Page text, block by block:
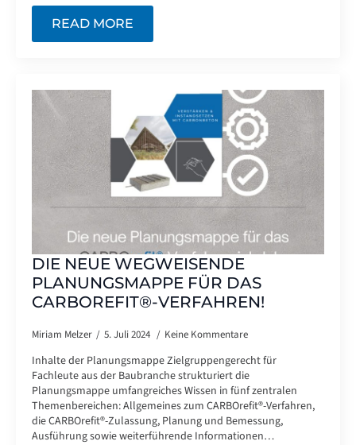
READ MORE
DIE NEUE WEGWEISENDE
PLANUNGSMAPPE FÜR DAS
CARBOREFIT®-VERFAHREN!
Miriam Melzer 5. Juli 2024 Keine Kommentare
Inhalte der Planungsmappe Zielgruppengerecht für
Fachleute aus der Baubranche strukturiert die
Planungsmappe umfangreiches Wissen in fünf zentralen
Themenbereichen: Allgemeines zum CARBOrefit®-Verfahren,
die CARBOrefit®-Zulassung, Planung und Bemessung,
Ausführung sowie weiterführende Informationen…